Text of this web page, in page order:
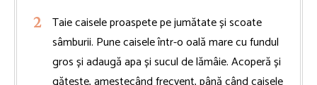
Taie caisele proaspete pe jumătate și scoate
sâmburii. Pune caisele într-o oală mare cu fundul
gros și adaugă apa și sucul de lămâie. Acoperă și